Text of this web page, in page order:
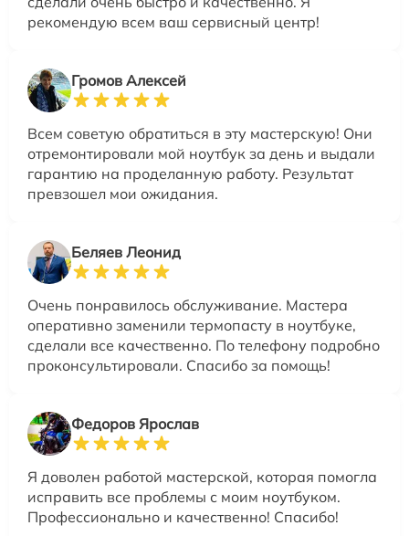
рекомендую всем ваш сервисный центр!
Громов Алексей
Всем советую обратиться в эту мастерскую! Они
отремонтировали мой ноутбук за день и выдали
гарантию на проделанную работу. Результат
превзошел мои ожидания.
Беляев Леонид
Очень понравилось обслуживание. Мастера
оперативно заменили термопасту в ноутбуке,
сделали все качественно. По телефону подробно
проконсультировали. Спасибо за помощь!
Федоров Ярослав
Я доволен работой мастерской, которая помогла
исправить все проблемы с моим ноутбуком.
Профессионально и качественно! Спасибо!